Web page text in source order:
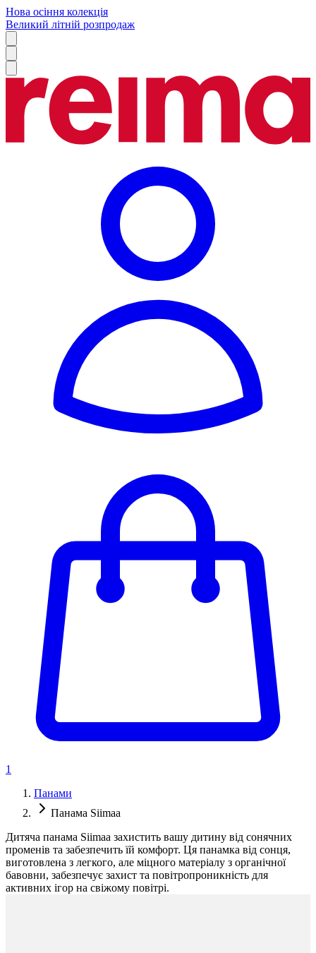
Нова осіння колекція
Великий літній розпродаж
1
Панами
Панама Siimaa
Дитяча панама Siimaa захистить вашу дитину від сонячних
променів та забезпечить їй комфорт. Ця панамка від сонця,
виготовлена з легкого, але міцного матеріалу з органічної
бавовни, забезпечує захист та повітропроникність для
активних ігор на свіжому повітрі.